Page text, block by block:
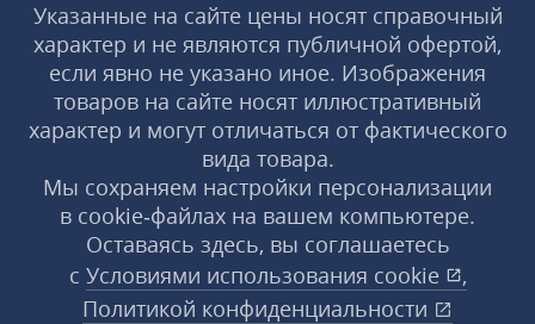
Указанные на сайте цены носят справочный
характер и не являются публичной офертой,
если явно не указано иное. Изображения
товаров на сайте носят иллюстративный
характер и могут отличаться от фактического
вида товара.
Мы сохраняем настройки персонализации
в cookie‑файлах на вашем компьютере.
Оставаясь здесь, вы соглашаетесь
с Условиями использования cookie
,
Политикой конфиденциальности